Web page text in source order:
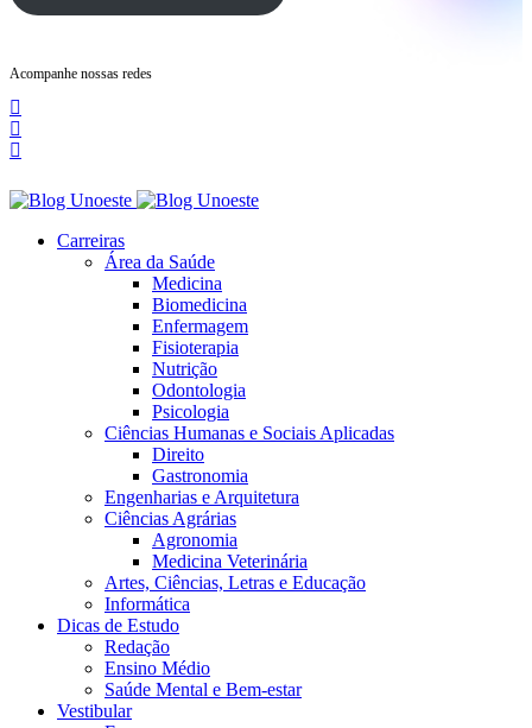
Acompanhe nossas redes
Carreiras
Área da Saúde
Medicina
Biomedicina
Enfermagem
Fisioterapia
Nutrição
Odontologia
Psicologia
Ciências Humanas e Sociais Aplicadas
Direito
Gastronomia
Engenharias e Arquitetura
Ciências Agrárias
Agronomia
Medicina Veterinária
Artes, Ciências, Letras e Educação
Informática
Dicas de Estudo
Redação
Ensino Médio
Saúde Mental e Bem-estar
Vestibular